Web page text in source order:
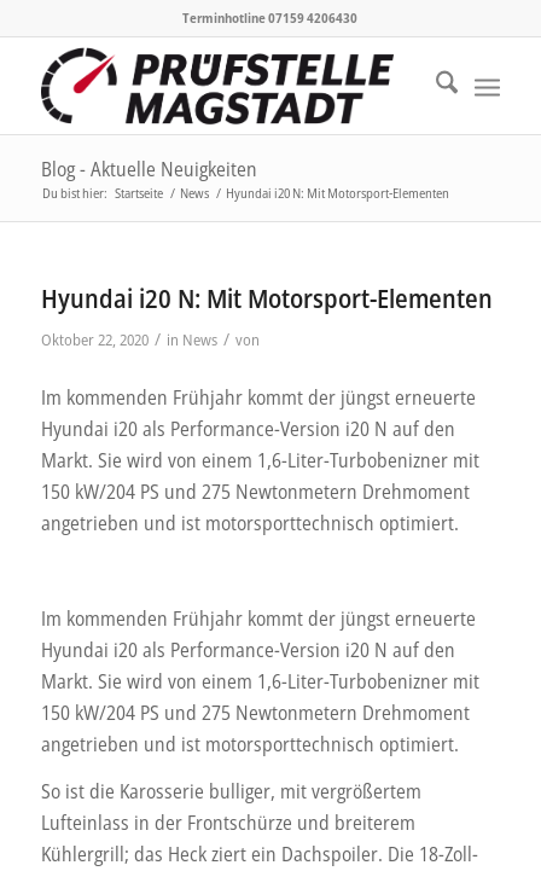
Terminhotline 07159 4206430
Blog - Aktuelle Neuigkeiten
Du bist hier: Startseite / News / Hyundai i20 N: Mit Motorsport-Elementen
Hyundai i20 N: Mit Motorsport-Elementen
Oktober 22, 2020 / in News / von
Im kommenden Frühjahr kommt der jüngst erneuerte
Hyundai i20 als Performance-Version i20 N auf den
Markt. Sie wird von einem 1,6-Liter-Turbobenizner mit
150 kW/204 PS und 275 Newtonmetern Drehmoment
angetrieben und ist motorsporttechnisch optimiert.
Im kommenden Frühjahr kommt der jüngst erneuerte
Hyundai i20 als Performance-Version i20 N auf den
Markt. Sie wird von einem 1,6-Liter-Turbobenizner mit
150 kW/204 PS und 275 Newtonmetern Drehmoment
angetrieben und ist motorsporttechnisch optimiert.
So ist die Karosserie bulliger, mit vergrößertem
Lufteinlass in der Frontschürze und breiterem
Kühlergrill; das Heck ziert ein Dachspoiler. Die 18-Zoll-